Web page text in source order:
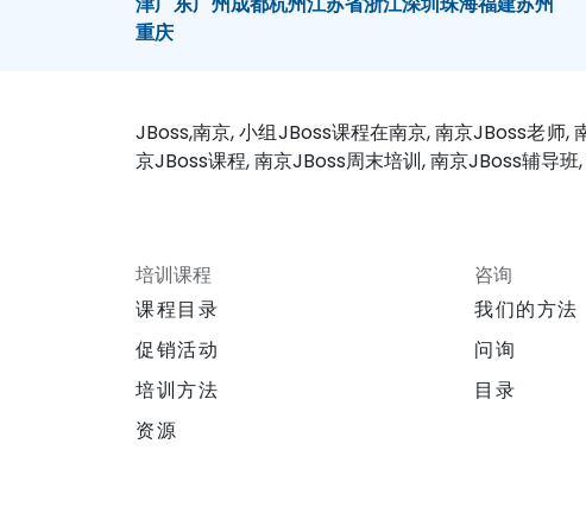
重庆
JBoss,南京, 小组JBoss课程在南京, 南京JBoss老师,
京JBoss课程, 南京JBoss周末培训, 南京JBoss辅导
培训课程
课程目录
促销活动
培训方法
资源
咨询
我们的方法
问询
目录